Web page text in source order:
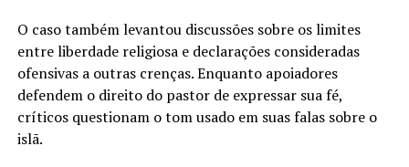
O caso também levantou discussões sobre os limites
entre liberdade religiosa e declarações consideradas
ofensivas a outras crenças. Enquanto apoiadores
defendem o direito do pastor de expressar sua fé,
críticos questionam o tom usado em suas falas sobre o
islã.